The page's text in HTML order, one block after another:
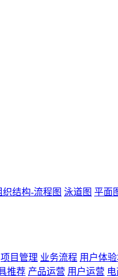
织结构-流程图 泳道图 平面
项目管理 业务流程 用户体验
推荐 产品运营 用户运营